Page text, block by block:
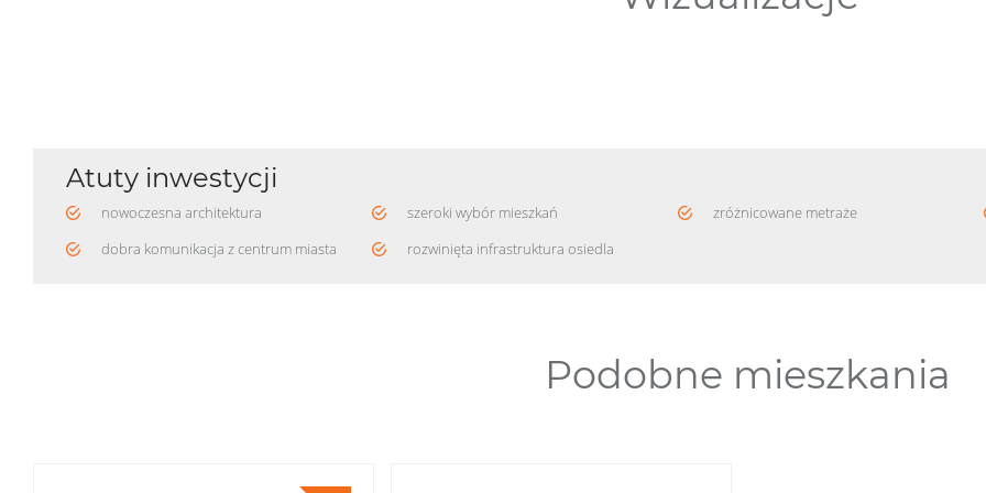
Atuty inwestycji
nowoczesna architektura szeroki wybór mieszkań zróżnicowane metraże
dobra komunikacja z centrum miasta
rozwinięta infrastruktura osiedla
Podobne mieszkania